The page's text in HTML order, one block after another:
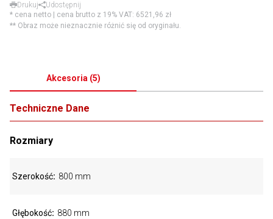
Drukuj
Udostępnij
* cena netto | cena brutto z 19% VAT: 6521,96 zł
** Obraz może nieznacznie różnić się od oryginału.
Akcesoria (5)
Techniczne Dane
Rozmiary
Szerokość 800 mm
Głębokość 880 mm